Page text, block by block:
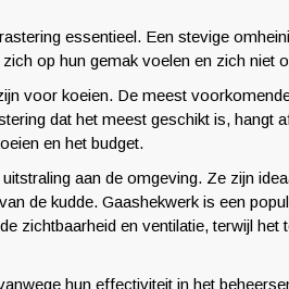
essentieel. Een stevige
op hun gemak voelen en zich niet
voor koeien. De meest
dat het meest geschikt is, hangt
en het budget.
aan de omgeving. Ze zijn
de kudde. Gaashekwerk is een
zichtbaarheid en ventilatie, terwijl het
hun effectiviteit in het